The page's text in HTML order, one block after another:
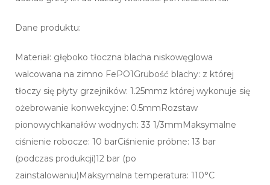
Dane produktu:
Materiał: głęboko tłoczna blacha niskowęglowa
walcowana na zimno FePO1Grubość blachy: z której
tłoczy się płyty grzejników: 1.25mmz której wykonuje się
ożebrowanie konwekcyjne: 0.5mmRozstaw
pionowychkanałów wodnych: 33 1/3mmMaksymalne
ciśnienie robocze: 10 barCiśnienie próbne: 13 bar
(podczas produkcji)12 bar (po
zainstalowaniu)Maksymalna temperatura: 110°C